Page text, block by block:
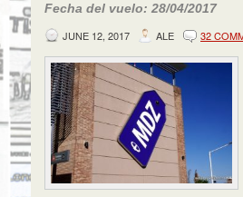
Fecha del vuelo: 28/04/2017
JUNE 12, 2017
ALE 32